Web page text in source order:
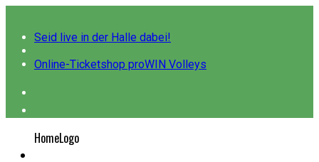
Seid live in der Halle dabei!
Online-Ticketshop proWIN Volleys
HomeLogo